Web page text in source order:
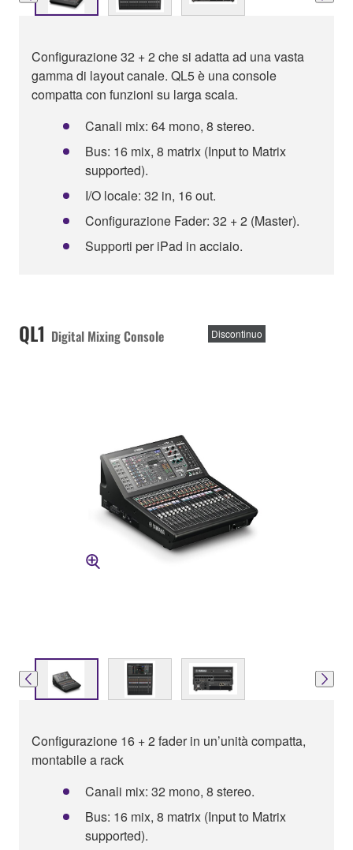
Configurazione 32 + 2 che si adatta ad una vasta
gamma di layout canale. QL5 è una console
compatta con funzioni su larga scala.
Canali mix: 64 mono, 8 stereo.
Bus: 16 mix, 8 matrix (Input to Matrix
supported).
I/O locale: 32 in, 16 out.
Configurazione Fader: 32 + 2 (Master).
Supporti per iPad in acciaio.
QL1 Digital Mixing Console Discontinuo
Configurazione 16 + 2 fader in un’unità compatta,
montabile a rack
Canali mix: 32 mono, 8 stereo.
Bus: 16 mix, 8 matrix (Input to Matrix
supported).